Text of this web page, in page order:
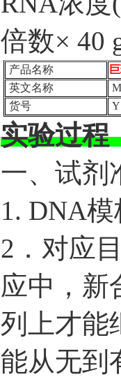
倍数× 40
产品名称
英文名称
货号
实验过程
一、试剂
1. DNA模
2．对应
应中，新
列上才能
能从无到